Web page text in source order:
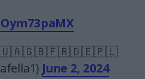
✙ 🇺🇦🇬🇧🇫🇷🇩🇪🇵🇱
June 2, 2024